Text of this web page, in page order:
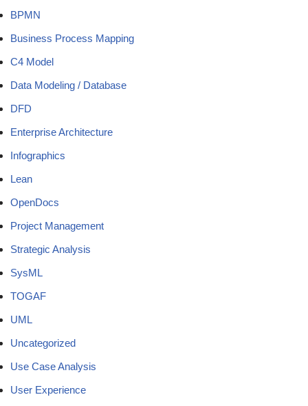
BPMN
Business Process Mapping
C4 Model
Data Modeling / Database
DFD
Enterprise Architecture
Infographics
Lean
OpenDocs
Project Management
Strategic Analysis
SysML
TOGAF
UML
Uncategorized
Use Case Analysis
User Experience